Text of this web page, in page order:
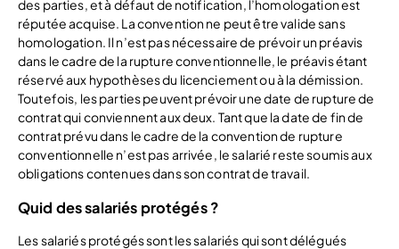
des parties, et à défaut de notification, l’homologation est
réputée acquise. La convention ne peut être valide sans
homologation. Il n’est pas nécessaire de prévoir un préavis
dans le cadre de la rupture conventionnelle, le préavis étant
réservé aux hypothèses du licenciement ou à la démission.
Toutefois, les parties peuvent prévoir une date de rupture de
contrat qui conviennent aux deux. Tant que la date de fin de
contrat prévu dans le cadre de la convention de rupture
conventionnelle n’est pas arrivée, le salarié reste soumis aux
obligations contenues dans son contrat de travail.
Quid des salariés protégés ?
Les salariés protégés sont les salariés qui sont délégués